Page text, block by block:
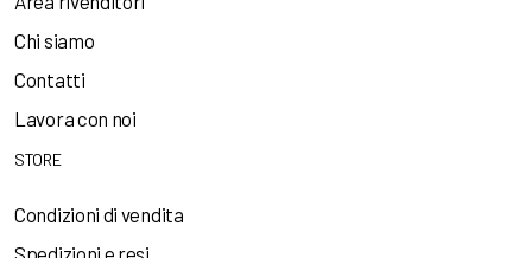
Chi siamo
Contatti
Lavora con noi
STORE
Condizioni di vendita
Spedizioni e resi